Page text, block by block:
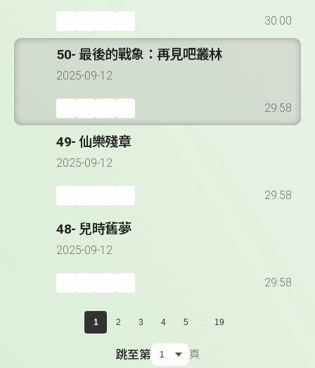
30:00
50- 最後的戰象：再見吧叢林
2025-09-12
29:58
49- 仙樂殘章
2025-09-12
29:58
48- 兒時舊夢
2025-09-12
29:58
1 2 3 4 5 ... 19
跳至第 頁